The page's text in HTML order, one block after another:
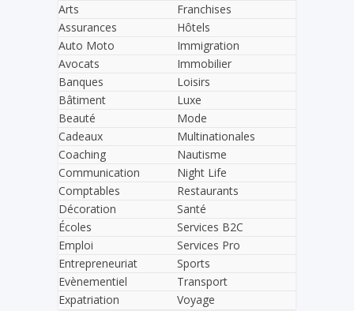
Arts
Assurances
Auto Moto
Avocats
Banques
Bâtiment
Beauté
Cadeaux
Coaching
Communication
Comptables
Décoration
Écoles
Emploi
Entrepreneuriat
Evènementiel
Expatriation
Franchises
Hôtels
Immigration
Immobilier
Loisirs
Luxe
Mode
Multinationales
Nautisme
Night Life
Restaurants
Santé
Services B2C
Services Pro
Sports
Transport
Voyage